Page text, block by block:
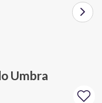
Umbra